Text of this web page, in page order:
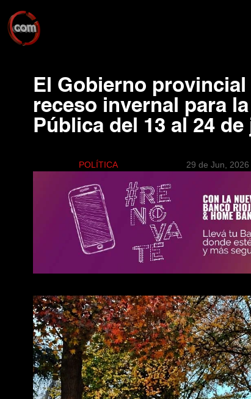
El Gobierno
receso invernal para
Pública del 13 al 24 de
POLÍTICA 29 de Jun, 2026